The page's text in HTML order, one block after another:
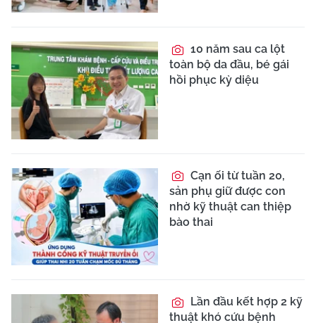
10 năm sau ca lột
toàn bộ da đầu, bé gái
hồi phục kỳ diệu
Cạn ối từ tuần 20,
sản phụ giữ được con
nhờ kỹ thuật can thiệp
bào thai
Lần đầu kết hợp 2 kỹ
thuật khó cứu bệnh